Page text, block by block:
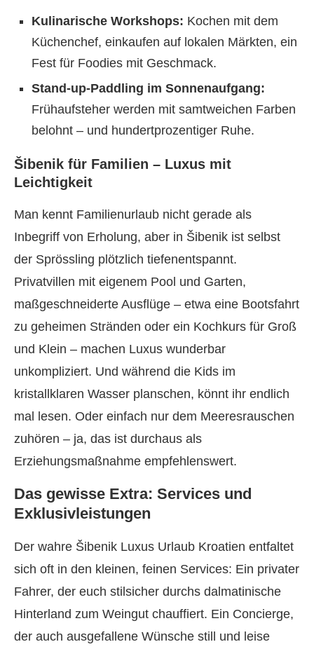
Kulinarische Workshops: Kochen mit dem
Küchenchef, einkaufen auf lokalen Märkten, ein
Fest für Foodies mit Geschmack.
Stand-up-Paddling im Sonnenaufgang:
Frühaufsteher werden mit samtweichen Farben
belohnt – und hundertprozentiger Ruhe.
Šibenik für Familien – Luxus mit
Leichtigkeit
Man kennt Familienurlaub nicht gerade als
Inbegriff von Erholung, aber in Šibenik ist selbst
der Sprössling plötzlich tiefenentspannt.
Privatvillen mit eigenem Pool und Garten,
maßgeschneiderte Ausflüge – etwa eine Bootsfahrt
zu geheimen Stränden oder ein Kochkurs für Groß
und Klein – machen Luxus wunderbar
unkompliziert. Und während die Kids im
kristallklaren Wasser planschen, könnt ihr endlich
mal lesen. Oder einfach nur dem Meeresrauschen
zuhören – ja, das ist durchaus als
Erziehungsmaßnahme empfehlenswert.
Das gewisse Extra: Services und
Exklusivleistungen
Der wahre Šibenik Luxus Urlaub Kroatien entfaltet
sich oft in den kleinen, feinen Services: Ein privater
Fahrer, der euch stilsicher durchs dalmatinische
Hinterland zum Weingut chauffiert. Ein Concierge,
der auch ausgefallene Wünsche still und leise